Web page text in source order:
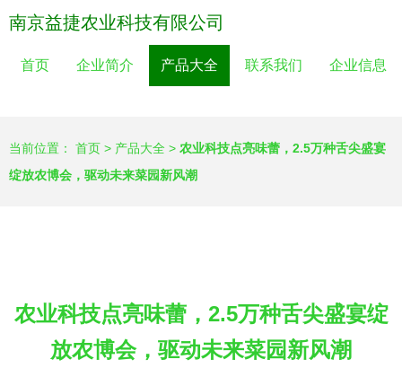
南京益捷农业科技有限公司
首页 企业简介 产品大全 联系我们 企业信息
当前位置： 首页 > 产品大全 > 农业科技点亮味蕾，2.5万种舌尖盛宴
绽放农博会，驱动未来菜园新风潮
农业科技点亮味蕾，2.5万种舌尖盛宴绽
放农博会，驱动未来菜园新风潮